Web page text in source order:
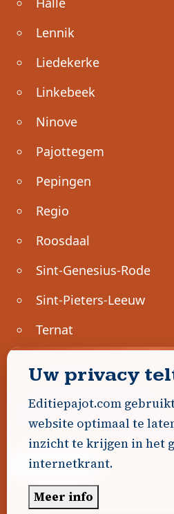
Lennik
Liedekerke
Linkebeek
Ninove
Pajottegem
Pepingen
Regio
Roosdaal
Sint-Genesius-Rode
Sint-Pieters-Leeuw
Ternat
Geen advertenties gevonden.
Uw advertentie hier?
Word Partner!
Uw privacy
Editiepajot.com
website optimaal te
inzicht te krijgen in het
internetkrant.
Meer info